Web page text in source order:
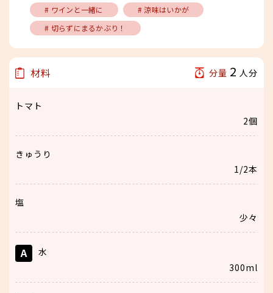
# ワインと一緒に
# 涼味はいかが
# 切らずにまるかぶり！
材料 分量 2 人分
トマト
2個
きゅうり
1/2本
塩
少々
A
水
300ml